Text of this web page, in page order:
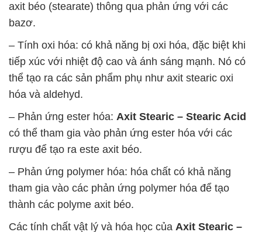
axit béo (stearate) thông qua phản ứng với các
bazơ.
– Tính oxi hóa: có khả năng bị oxi hóa, đặc biệt khi
tiếp xúc với nhiệt độ cao và ánh sáng mạnh. Nó có
thể tạo ra các sản phẩm phụ như axit stearic oxi
hóa và aldehyd.
– Phản ứng ester hóa: Axit Stearic – Stearic Acid
có thể tham gia vào phản ứng ester hóa với các
rượu để tạo ra este axit béo.
– Phản ứng polymer hóa: hóa chất có khả năng
tham gia vào các phản ứng polymer hóa để tạo
thành các polyme axit béo.
Các tính chất vật lý và hóa học của Axit Stearic –